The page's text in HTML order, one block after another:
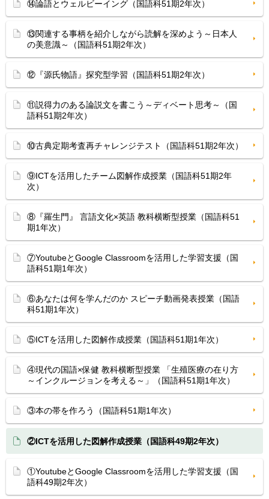
⑭論語とウェルビーイング（国語科51期2年次）
⑬関連する事柄を紹介しながら読解を深めよう～日本人
の美意識～（国語科51期2年次）
⑫『源氏物語』探究型学習（国語科51期2年次）
⑪説得力のある論説文を書こう～ディベート思考～（国
語科51期2年次）
⑩古典定期考査再チャレンジテスト（国語科51期2年次）
⑨ICTを活用したチーム図解作成授業（国語科51期2年
次）
⑧『羅生門』 言語文化×英語 教科横断型授業（国語科51
期1年次）
⑦YoutubeとGoogle Classroomを活用した学習支援（国
語科51期1年次）
⑥あなたは何を学んだのか スピーチ動画発表授業（国語
科51期1年次）
⑤ICTを活用した図解作成授業（国語科51期1年次）
④現代の国語×保健 教科横断型授業 「生殖医療の在り方
～インクルージョンを考える～」（国語科51期1年次）
③本の帯を作ろう（国語科51期1年次）
②ICTを活用した図解作成授業（国語科49期2年次）
①YoutubeとGoogle Classroomを活用した学習支援（国
語科49期2年次）